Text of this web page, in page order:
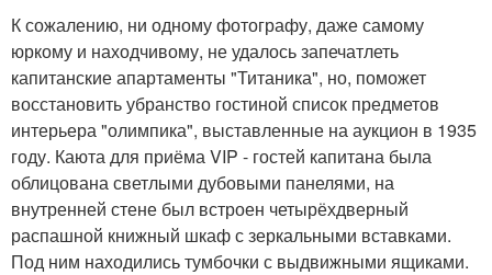
К сожалению, ни одному фотографу, даже самому
юркому и находчивому, не удалось запечатлеть
капитанские апартаменты "Титаника", но, поможет
восстановить убранство гостиной список предметов
интерьера "олимпика", выставленные на аукцион в 1935
году. Каюта для приёма VIP - гостей капитана была
облицована светлыми дубовыми панелями, на
внутренней стене был встроен четырёхдверный
распашной книжный шкаф с зеркальными вставками.
Под ним находились тумбочки с выдвижными ящиками.